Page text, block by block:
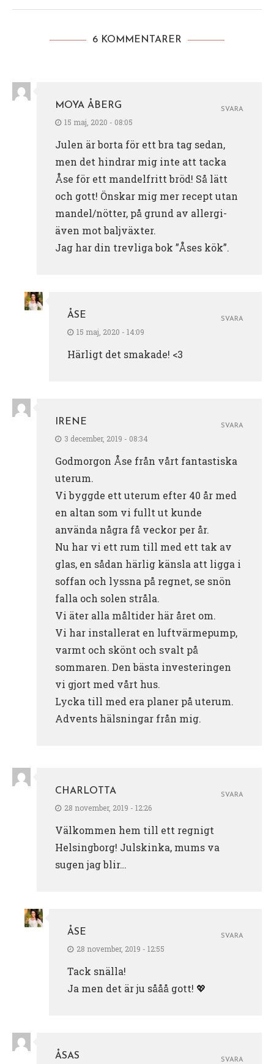
6 KOMMENTARER
MOYA ÅBERG
15 maj, 2020 - 08:05
Julen är borta för ett bra tag sedan,
men det hindrar mig inte att tacka
Åse för ett mandelfritt bröd! Så lätt
och gott! Önskar mig mer recept utan
mandel/nötter, på grund av allergi-
även mot baljväxter.
Jag har din trevliga bok ”Åses kök”.
SVARA
ÅSE
15 maj, 2020 - 14:09
Härligt det smakade! <3
SVARA
IRENE
3 december, 2019 - 08:34
Godmorgon Åse från vårt fantastiska
uterum.
Vi byggde ett uterum efter 40 år med
en altan som vi fullt ut kunde
använda några få veckor per år.
Nu har vi ett rum till med ett tak av
glas, en sådan härlig känsla att ligga i
soffan och lyssna på regnet, se snön
falla och solen stråla.
Vi äter alla måltider här året om.
Vi har installerat en luftvärmepump,
varmt och skönt och svalt på
sommaren. Den bästa investeringen
vi gjort med vårt hus.
Lycka till med era planer på uterum.
Advents hälsningar från mig.
SVARA
CHARLOTTA
28 november, 2019 - 12:26
Välkommen hem till ett regnigt
Helsingborg! Julskinka, mums va
sugen jag blir…
SVARA
ÅSE
28 november, 2019 - 12:55
Tack snälla!
Ja men det är ju sååå gott! 💖
SVARA
ÅSAS SVARA